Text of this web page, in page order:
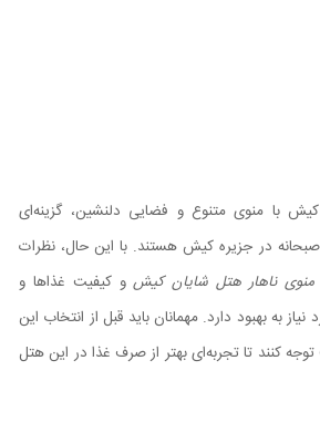
با منوی متنوع و فضایی دلنشین، گزینه‌ای
در جزیره کیش هستند. با این حال، نظرات
منوی ناهار هتل شایان کیشو کیفیت غذاها و
به بهبود دارد. مهمانان باید قبل از انتخاب این
کنند تا تجربه‌ای بهتر از صرف غذا در این هتل